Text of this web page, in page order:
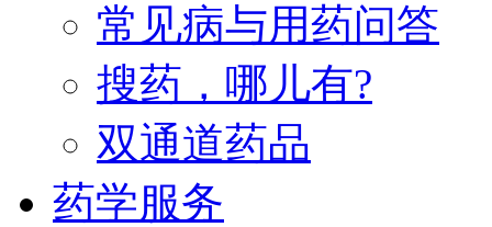
常见病与用药问答
搜药，哪儿有?
双通道药品
药学服务